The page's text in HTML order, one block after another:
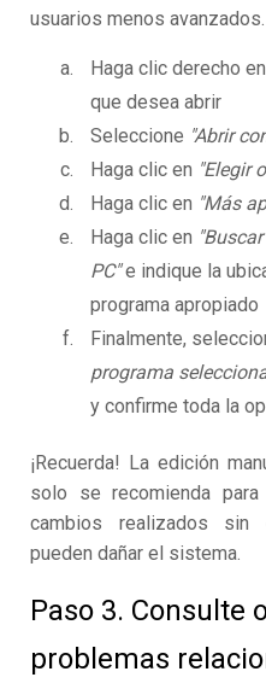
usuarios menos avanzados.
Haga clic derecho
que desea abrir
Seleccione "Abrir
Haga clic en "Elegir
Haga clic en "Más
Haga clic en
PC"e indique la
programa apropiado
Finalmente,
programa
y confirme toda la
¡Recuerda! La edición
solo se recomienda
cambios realizados sin
pueden dañar el sistema.
Paso 3. Consulte
problemas